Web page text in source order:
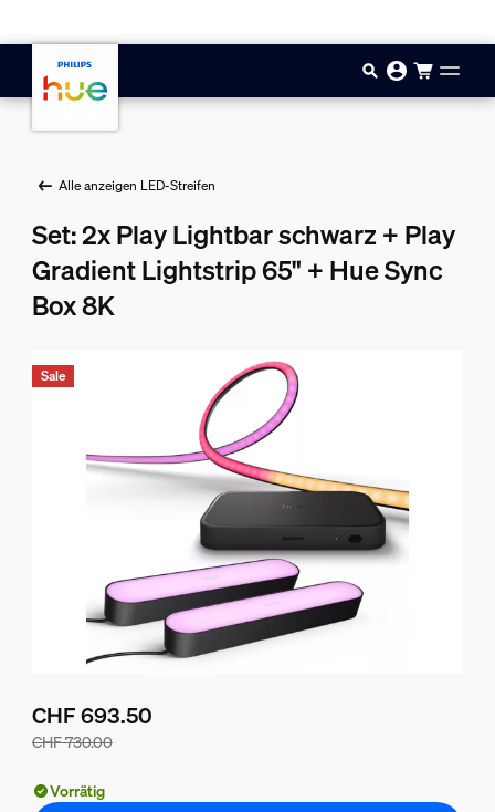
Alle anzeigen LED-Streifen
Set: 2x Play Lightbar schwarz + Play
Gradient Lightstrip 65" + Hue Sync
Box 8K
CHF 730.00
CHF 693.50
Sale
Vorrätig